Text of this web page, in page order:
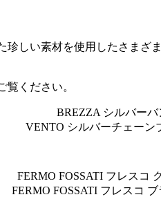
しい素材を使用したさま
ください。
BREZZA シルバーバ
VENTO シルバーチェーン
FERMO FOSSATI フレスコ
FERMO FOSSATI フレスコ